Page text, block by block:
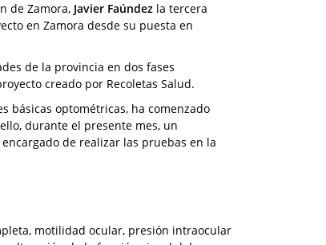
de Zamora, Javier Faúndez la tercera
en Zamora desde su puesta en
de la provincia en dos fases
creado por Recoletas Salud.
básicas optométricas, ha comenzado
durante el presente mes, un
de realizar las pruebas en la
motilidad ocular, presión intraocular